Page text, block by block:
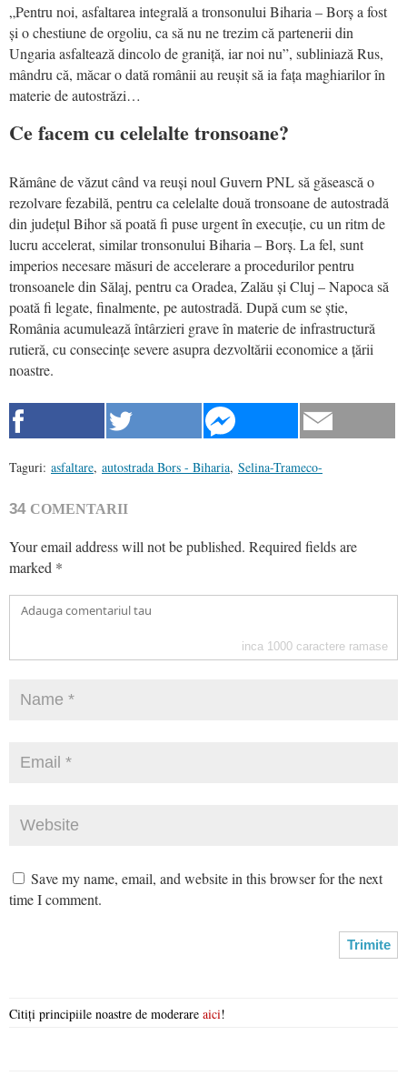
„Pentru noi, asfaltarea integrală a tronsonului Biharia – Borș a fost
și o chestiune de orgoliu, ca să nu ne trezim că partenerii din
Ungaria asfaltează dincolo de graniță, iar noi nu”, subliniază Rus,
mândru că, măcar o dată românii au reușit să ia fața maghiarilor în
materie de autostrăzi…
Ce facem cu celelalte tronsoane?
Rămâne de văzut când va reuși noul Guvern PNL să găsească o
rezolvare fezabilă, pentru ca celelalte două tronsoane de autostradă
din județul Bihor să poată fi puse urgent în execuție, cu un ritm de
lucru accelerat, similar tronsonului Biharia – Borș. La fel, sunt
imperios necesare măsuri de accelerare a procedurilor pentru
tronsoanele din Sălaj, pentru ca Oradea, Zalău și Cluj – Napoca să
poată fi legate, finalmente, pe autostradă. După cum se știe,
România acumulează întârzieri grave în materie de infrastructură
rutieră, cu consecințe severe asupra dezvoltării economice a țării
noastre.
Taguri: asfaltare, autostrada Bors - Biharia, Selina-Trameco-
34 COMENTARII
Your email address will not be published. Required fields are
marked *
inca 1000 caractere ramase
Save my name, email, and website in this browser for the next
time I comment.
Citiți principiile noastre de moderare aici!